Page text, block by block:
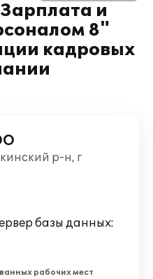
и
8"
кадровых
р-н, г
базы данных:
рабочих мест